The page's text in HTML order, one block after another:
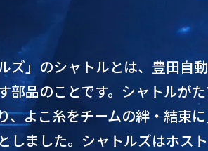
ルズ」のシャトルとは、豊田
部品のことです。シャトルが
、よこ糸をチームの絆・結束
しました。シャトルズはホス